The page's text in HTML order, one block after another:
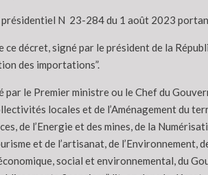
présidentiel N 23-284 du 1 août 2023
ce décret, signé par le président de la
des importations”.
par le Premier ministre ou le Chef du
locales et de l’Aménagement du
de l’Energie et des mines, de la
et de l’artisanat, de
social et environnemental, du